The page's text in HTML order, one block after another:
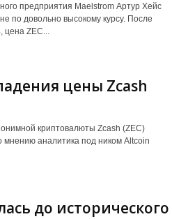
предприятия Maelstrom Артур Хейс
по довольно высокому курсу. После
ZEC...
цены Zcash
криптовалюты Zcash (ZEC)
аналитика под ником Altcoin
до исторического